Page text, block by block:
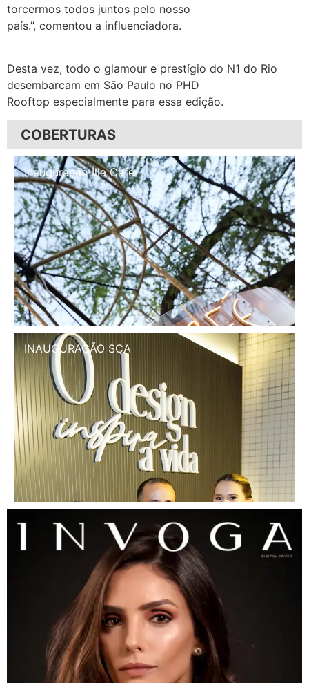
torcermos todos juntos pelo nosso
país.”, comentou a influenciadora.
Desta vez, todo o glamour e prestígio do N1 do Rio
desembarcam em São Paulo no PHD
Rooftop especialmente para essa edição.
COBERTURAS
Inauguração Illa Café
INAUGURAÇÃO SCA